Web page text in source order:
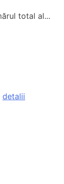
total al...
detalii